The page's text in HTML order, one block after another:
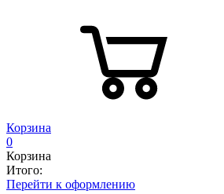
Корзина
0
Корзина
Итого:
Перейти к оформлению